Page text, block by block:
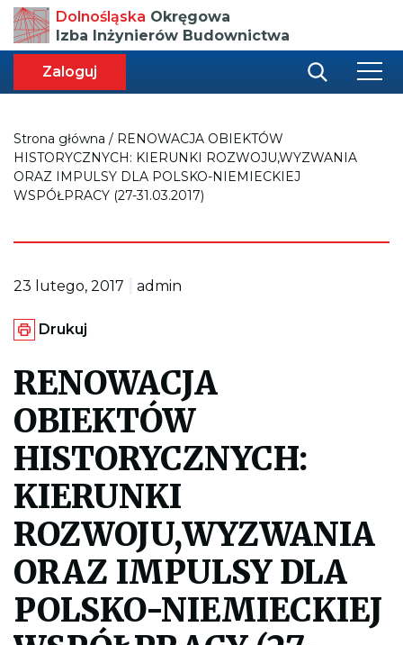
Przenosi
do
strony
głównej
Dolnośląska Okręgowa
Izba Inżynierów Budownictwa
Zaloguj
Strona główna / RENOWACJA OBIEKTÓW
HISTORYCZNYCH: KIERUNKI ROZWOJU,WYZWANIA
ORAZ IMPULSY DLA POLSKO-NIEMIECKIEJ
WSPÓŁPRACY (27-31.03.2017)
23 lutego, 2017 admin
G
e
e
u
j
e
l
i
k
d
f
d
o
w
y
d
r
u
Drukuj
RENOWACJA
OBIEKTÓW
HISTORYCZNYCH:
KIERUNKI
ROZWOJU,WYZWANIA
ORAZ IMPULSY DLA
POLSKO-NIEMIECKIEJ